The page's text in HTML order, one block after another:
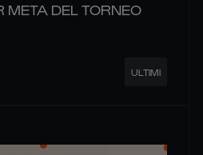
META DEL TORNEO
ULTIMI